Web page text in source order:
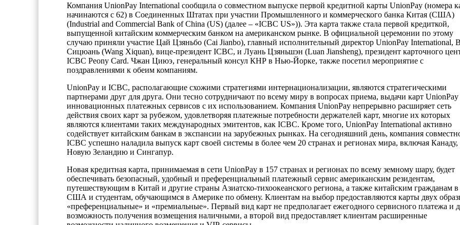
Компания UnionPay International сообщила о совместном выпуcке первой кредитной карты UnionPay (номера
начинаются с 62) в Соединенных Штатах при участии Промышленного и коммерческого банка Китая (США)
(Industrial and Commercial Bank of China (US) (далее – «ICBC US»)). Эта карта также стала первой кредиткой,
выпущенной китайским коммерческим банком на американском рынке. В официальной церемонии по этому
случаю приняли участие Цай Цзяньбо (Cai Jianbo), главный исполнительный директор UnionPay International,
Сицюань (Wang Xiquan), вице-президент ICBC, и Луань Цзяньшэн (Luan Jiansheng), президент карточного
ICBC Peony Card. Чжан Циюэ, генеральный консул КНР в Нью-Йорке, также посетил мероприятие с
поздравлениями к обеим компаниям.
UnionPay и ICBC, располагающие схожими стратегиями интернационализации, являются стратегическими
партнерами друг для друга. Они тесно сотрудничают по всему миру в вопросах приема, выдачи карт
инновационных платежных сервисов с их использованием. Компания UnionPay непрерывно расширяет сеть
действия своих карт за рубежом, удовлетворяя платежные потребности держателей карт, многие их которых
являются клиентами таких международных эмитентов, как ICBC. Кроме того, UnionPay International активно
содействует китайским банкам в экспансии на зарубежных рынках. На сегодняшний день, компания
ICBC успешно наладила выпуск карт своей системы в более чем 20 странах и регионах мира, включая Канаду,
Новую Зеландию и Сингапур.
Новая кредитная карта, принимаемая в сети UnionPay в 157 странах и регионах по всему земному шару, будет
обеспечивать безопасный, удобный и преференциальный платежный сервис американским резидентам,
путешествующим в Китай и другие страны Азиатско-тихоокеанского региона, а также китайским гражданам в
США и студентам, обучающимся в Америке по обмену. Клиентам на выбор предоставляются карты двух
«преференциальные» и «премиальные». Первый вид карт не предполагает ежегодного сервисного платежа и
возможность получения возмещения наличными, а второй вид предоставляет клиентам расширенные